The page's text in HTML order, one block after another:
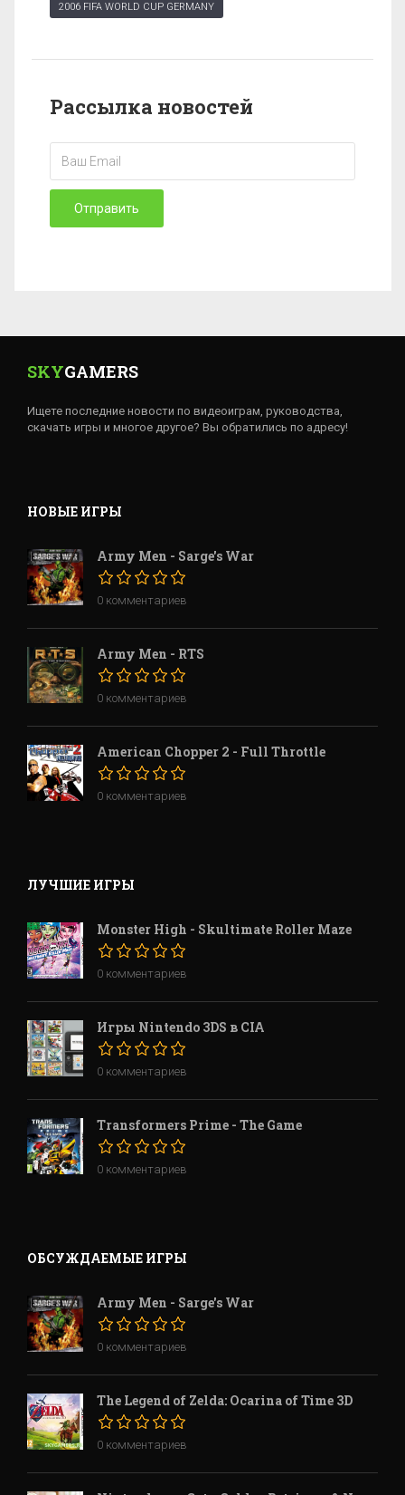
2006 FIFA WORLD CUP GERMANY
Рассылка новостей
Отправить
SKYGAMERS
Ищете последние новости по видеоиграм, руководства,
скачать игры и многое другое? Вы обратились по адресу!
НОВЫЕ ИГРЫ
Army Men - Sarge's War
0 комментариев
Army Men - RTS
0 комментариев
American Chopper 2 - Full Throttle
0 комментариев
ЛУЧШИЕ ИГРЫ
Monster High - Skultimate Roller Maze
0 комментариев
Игры Nintendo 3DS в CIA
0 комментариев
Transformers Prime - The Game
0 комментариев
ОБСУЖДАЕМЫЕ ИГРЫ
Army Men - Sarge's War
0 комментариев
The Legend of Zelda: Ocarina of Time 3D
0 комментариев